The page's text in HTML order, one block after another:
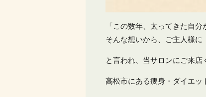
「この数年、太ってきた自分
そんな想いから、ご主人様に
と言われ、当サロンにご来店
高松市にある痩身・ダイエッ